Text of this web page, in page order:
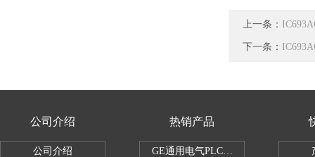
上一条：
下一条：
公司介绍
公司介绍
热销产品
GE通用电气PLC控制器